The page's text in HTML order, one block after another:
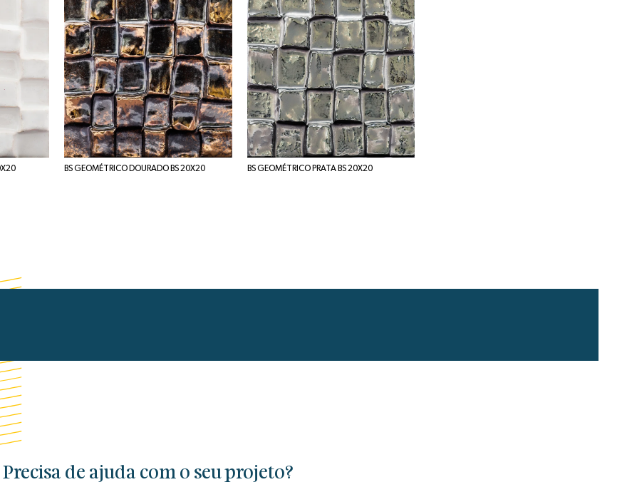
BS GEOMÉTRICO DOURADO BS 20X20 BS GEOMÉTRICO PRATA BS 20X20
Precisa de ajuda com o seu projeto?